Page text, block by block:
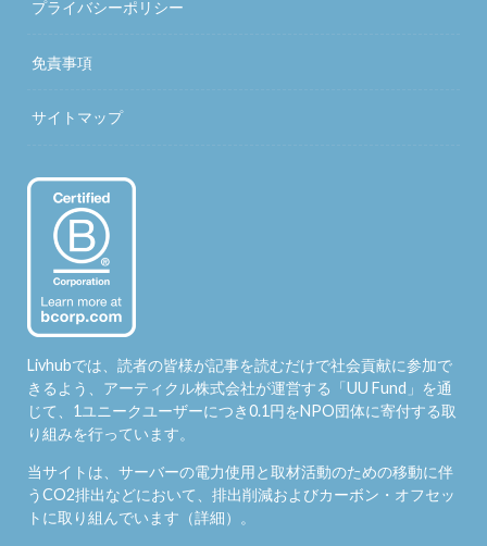
プライバシーポリシー
免責事項
サイトマップ
Livhubでは、読者の皆様が記事を読むだけで社会貢献に参加で
きるよう、アーティクル株式会社が運営する「UU Fund 」を通
じて、1ユニークユーザーにつき0.1円をNPO団体に寄付する取
り組みを行っています。
当サイトは、サーバーの電力使用と取材活動のための移動に伴
うCO2排出などにおいて、排出削減およびカーボン・オフセッ
トに取り組んでいます（詳細）。